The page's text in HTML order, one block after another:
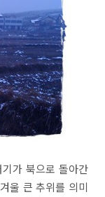
가 북으로 돌아간
울 큰 추위를 의미